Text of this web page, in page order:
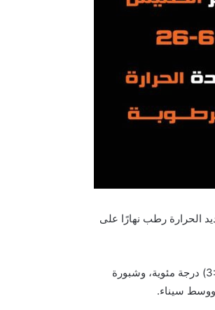
يونيو 2025، يسود طقس حار إلى شديد الحرارة رطب نهارًا على
ومتوقع اليوم ارتفاع نسب الرطوبة يزيد من الإحساس بحرارة الطقس عن المتوقع بقيم تتراوح من (3:2) درجة مئوية، وشبورة